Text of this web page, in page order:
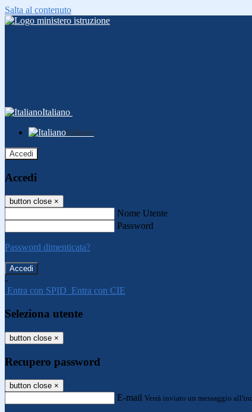
Salta al contenuto
Italiano
Italiano
Accedi
Accedi
button close ×
Nome Utente
Password
Password dimenticata?
-
Entra con SPID Entra con CIE
Seleziona utente
button close ×
Recupero password
button close ×
E-mail Verrà inviato un messaggio